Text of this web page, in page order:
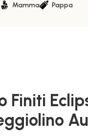
Mamma Pappa
modulari
Finiti